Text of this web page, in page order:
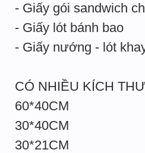
- Giấy gói sandwich
- Giấy lót bánh bao
- Giấy nướng - lót
CÓ NHIỀU KÍCH
60*40CM
30*40CM
30*21CM